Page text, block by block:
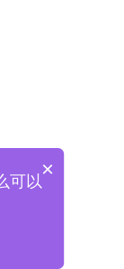
协议》
×
可以